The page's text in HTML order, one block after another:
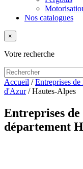
Nos catalogues
×
Votre recherche
Accueil /Entreprises
d'Azur/Hautes-Alpes
Entreprises de
département